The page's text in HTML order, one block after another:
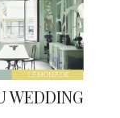
WEDDING